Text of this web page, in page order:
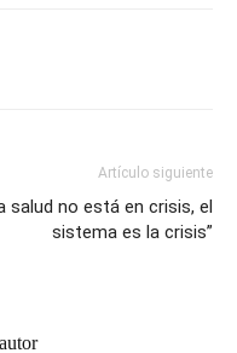
Artículo siguiente
salud no está en crisis, el
sistema es la crisis”